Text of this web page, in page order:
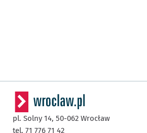
pl. Solny 14, 50-062 Wrocław
tel. 71 776 71 42